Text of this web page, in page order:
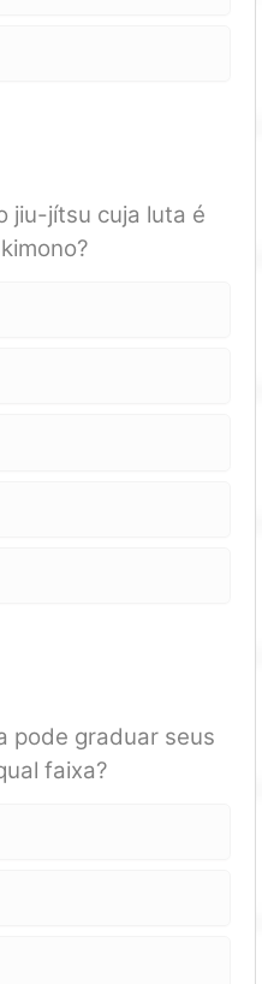
jiu-jítsu cuja luta é
pode graduar seus
faixa?